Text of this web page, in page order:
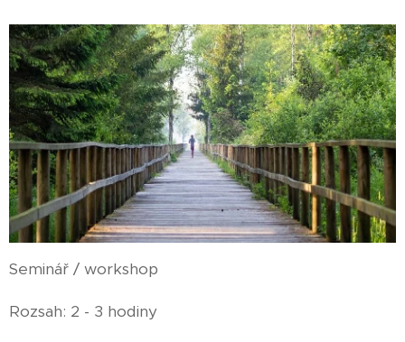
Seminář / workshop
Rozsah: 2 - 3 hodiny